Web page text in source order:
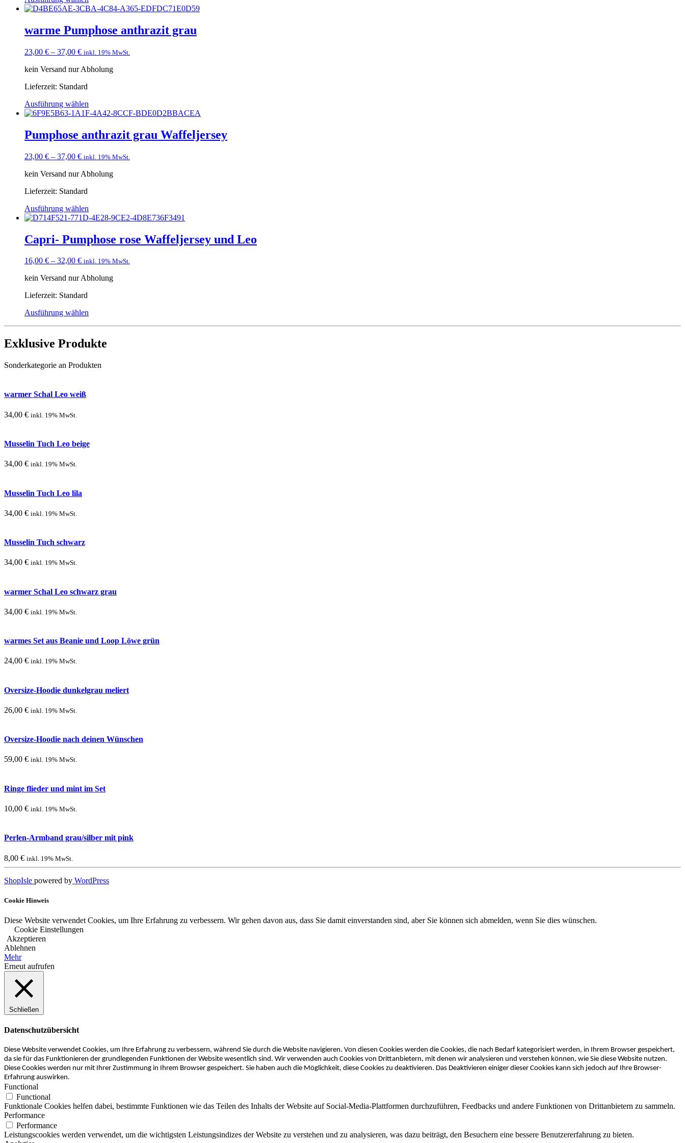
warme Pumphose anthrazit grau
23,00 € – 37,00 € inkl. 19% MwSt.
kein Versand nur Abholung
Lieferzeit: Standard
Ausführung wählen
Pumphose anthrazit grau Waffeljersey
23,00 € – 37,00 € inkl. 19% MwSt.
kein Versand nur Abholung
Lieferzeit: Standard
Ausführung wählen
Capri- Pumphose rose Waffeljersey und Leo
16,00 € – 32,00 € inkl. 19% MwSt.
kein Versand nur Abholung
Lieferzeit: Standard
Ausführung wählen
Exklusive Produkte
Sonderkategorie an Produkten
warmer Schal Leo weiß
34,00 € inkl. 19% MwSt.
Musselin Tuch Leo beige
34,00 € inkl. 19% MwSt.
Musselin Tuch Leo lila
34,00 € inkl. 19% MwSt.
Musselin Tuch schwarz
34,00 € inkl. 19% MwSt.
warmer Schal Leo schwarz grau
34,00 € inkl. 19% MwSt.
warmes Set aus Beanie und Loop Löwe grün
24,00 € inkl. 19% MwSt.
Oversize-Hoodie dunkelgrau meliert
26,00 € inkl. 19% MwSt.
Oversize-Hoodie nach deinen Wünschen
59,00 € inkl. 19% MwSt.
Ringe flieder und mint im Set
10,00 € inkl. 19% MwSt.
Perlen-Armband grau/silber mit pink
8,00 € inkl. 19% MwSt.
ShopIsle powered by WordPress
Cookie Hinweis
Diese Website verwendet Cookies, um Ihre Erfahrung zu verbessern. Wir gehen davon aus, dass Sie damit einverstanden sind, aber Sie können sich abmelden, wenn Sie dies wünschen.
Cookie Einstellungen
Akzeptieren
Ablehnen
Mehr
Erneut aufrufen
Schließen
Datenschutzübersicht
Diese Website verwendet Cookies, um Ihre Erfahrung zu verbessern, während Sie durch die Website navigieren. Von diesen Cookies werden die Cookies, die nach Bedarf kategorisiert werden, in Ihrem Browser gespeichert,
da sie für das Funktionieren der grundlegenden Funktionen der Website wesentlich sind. Wir verwenden auch Cookies von Drittanbietern, mit denen wir analysieren und verstehen können, wie Sie diese Website nutzen.
Diese Cookies werden nur mit Ihrer Zustimmung in Ihrem Browser gespeichert. Sie haben auch die Möglichkeit, diese Cookies zu deaktivieren. Das Deaktivieren einiger dieser Cookies kann sich jedoch auf Ihre Browser-
Erfahrung auswirken.
Functional
Functional
Funktionale Cookies helfen dabei, bestimmte Funktionen wie das Teilen des Inhalts der Website auf Social-Media-Plattformen durchzuführen, Feedbacks und andere Funktionen von Drittanbietern zu sammeln.
Performance
Performance
Leistungscookies werden verwendet, um die wichtigsten Leistungsindizes der Website zu verstehen und zu analysieren, was dazu beiträgt, den Besuchern eine bessere Benutzererfahrung zu bieten.